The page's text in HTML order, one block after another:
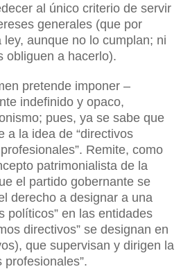
al único criterio de servir
generales (que por
aunque no lo cumplan; ni
obliguen a hacerlo).
pretende imponer –
indefinido y opaco,
pues, ya se sabe que
la idea de “directivos
Remite, como
patrimonialista de la
el partido gobernante se
derecho a designar a una
políticos” en las entidades
directivos” se designan en
que supervisan y dirigen la
profesionales”.